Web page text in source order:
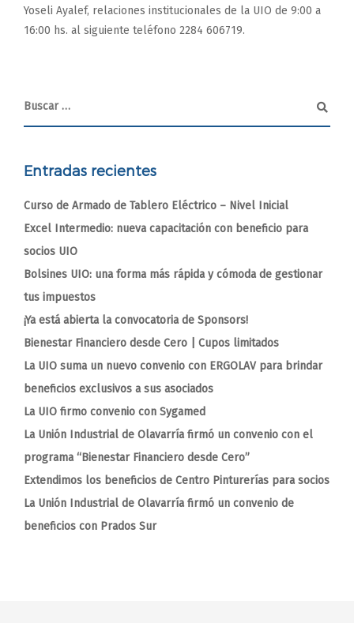
Yoseli Ayalef, relaciones institucionales de la UIO de 9:00 a
16:00 hs. al siguiente teléfono 2284 606719.
Entradas recientes
Curso de Armado de Tablero Eléctrico – Nivel Inicial
Excel Intermedio: nueva capacitación con beneficio para
socios UIO
Bolsines UIO: una forma más rápida y cómoda de gestionar
tus impuestos
¡Ya está abierta la convocatoria de Sponsors!
Bienestar Financiero desde Cero | Cupos limitados
La UIO suma un nuevo convenio con ERGOLAV para brindar
beneficios exclusivos a sus asociados
La UIO firmo convenio con Sygamed
La Unión Industrial de Olavarría firmó un convenio con el
programa “Bienestar Financiero desde Cero”
Extendimos los beneficios de Centro Pinturerías para socios
La Unión Industrial de Olavarría firmó un convenio de
beneficios con Prados Sur